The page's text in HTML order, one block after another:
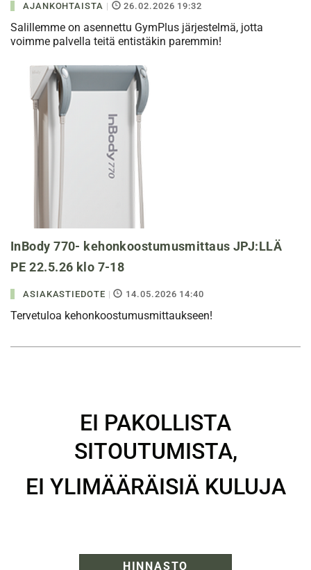
AJANKOHTAISTA | 26.02.2026 19:32
Salillemme on asennettu GymPlus järjestelmä, jotta
voimme palvella teitä entistäkin paremmin!
InBody 770- kehonkoostumusmittaus JPJ:LLÄ
PE 22.5.26 klo 7-18
ASIAKASTIEDOTE | 14.05.2026 14:40
Tervetuloa kehonkoostumusmittaukseen!
EI PAKOLLISTA
SITOUTUMISTA,
EI YLIMÄÄRÄISIÄ KULUJA
HINNASTO